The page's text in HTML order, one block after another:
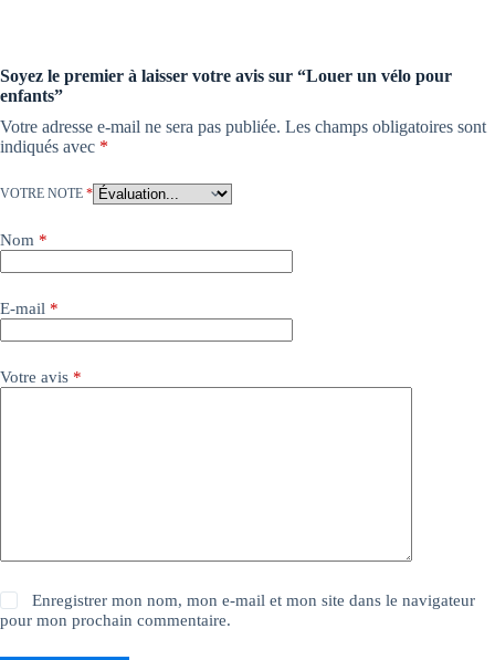
Soyez le premier à laisser votre avis sur “Louer un vélo pour
enfants”
Votre adresse e-mail ne sera pas publiée. Les champs obligatoires sont
indiqués avec *
VOTRE NOTE *
Nom *
E-mail *
Votre avis *
Enregistrer mon nom, mon e-mail et mon site dans le navigateur
pour mon prochain commentaire.